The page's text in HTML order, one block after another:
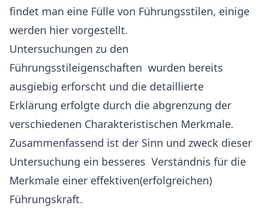
findet man eine Fülle von Führungsstilen, einige
werden hier vorgestellt.
Untersuchungen zu den
Führungsstileigenschaften wurden bereits
ausgiebig erforscht und die detaillierte
Erklärung erfolgte durch die abgrenzung der
verschiedenen Charakteristischen Merkmale.
Zusammenfassend ist der Sinn und zweck dieser
Untersuchung ein besseres Verständnis für die
Merkmale einer effektiven(erfolgreichen)
Führungskraft.